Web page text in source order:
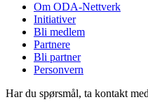
Om ODA-Nettverk
Initiativer
Bli medlem
Partnere
Bli partner
Personvern
Har du spørsmål, ta kontakt